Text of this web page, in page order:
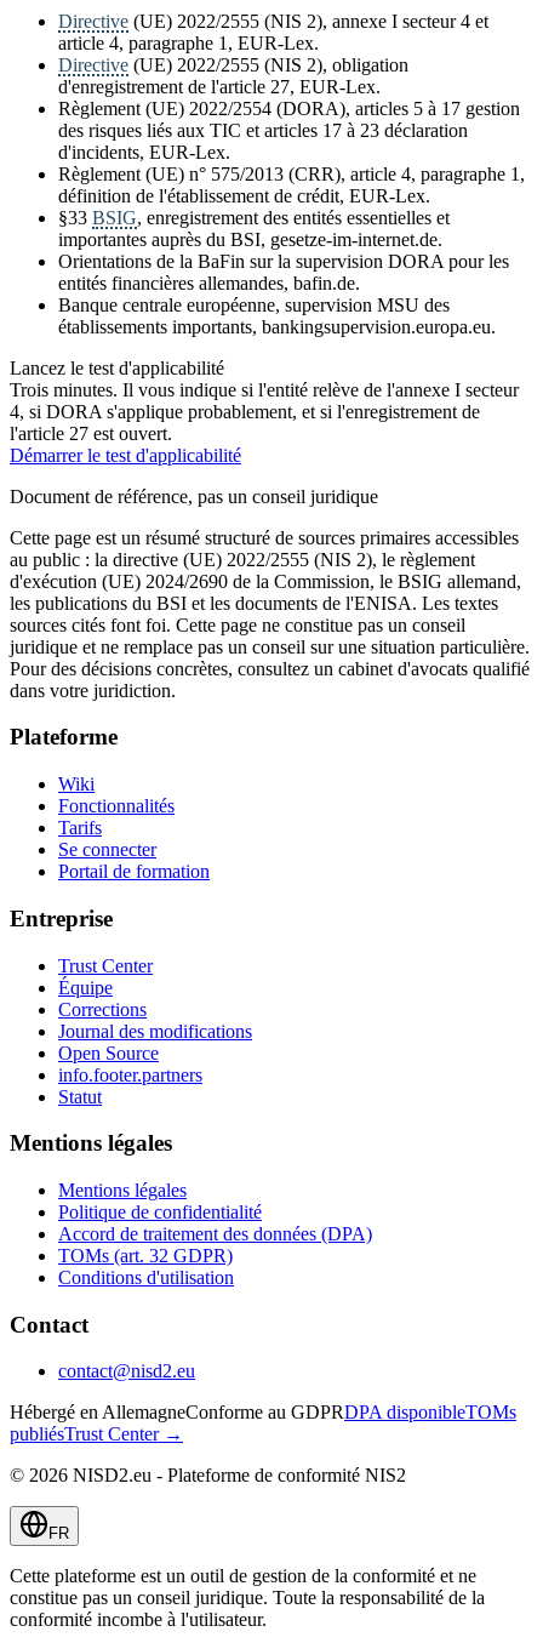
Directive (UE) 2022/2555 (NIS 2), annexe I secteur 4 et
article 4, paragraphe 1, EUR-Lex.
Directive (UE) 2022/2555 (NIS 2), obligation
d'enregistrement de l'article 27, EUR-Lex.
Règlement (UE) 2022/2554 (DORA), articles 5 à 17 gestion
des risques liés aux TIC et articles 17 à 23 déclaration
d'incidents, EUR-Lex.
Règlement (UE) n° 575/2013 (CRR), article 4, paragraphe 1,
définition de l'établissement de crédit, EUR-Lex.
§33 BSIG, enregistrement des entités essentielles et
importantes auprès du BSI, gesetze-im-internet.de.
Orientations de la BaFin sur la supervision DORA pour les
entités financières allemandes, bafin.de.
Banque centrale européenne, supervision MSU des
établissements importants, bankingsupervision.europa.eu.
Lancez le test d'applicabilité
Trois minutes. Il vous indique si l'entité relève de l'annexe I secteur
4, si DORA s'applique probablement, et si l'enregistrement de
l'article 27 est ouvert.
Démarrer le test d'applicabilité
Document de référence, pas un conseil juridique
Cette page est un résumé structuré de sources primaires accessibles
au public : la directive (UE) 2022/2555 (NIS 2), le règlement
d'exécution (UE) 2024/2690 de la Commission, le BSIG allemand,
les publications du BSI et les documents de l'ENISA. Les textes
sources cités font foi. Cette page ne constitue pas un conseil
juridique et ne remplace pas un conseil sur une situation particulière.
Pour des décisions concrètes, consultez un cabinet d'avocats qualifié
dans votre juridiction.
Plateforme
Wiki
Fonctionnalités
Tarifs
Se connecter
Portail de formation
Entreprise
Trust Center
Équipe
Corrections
Journal des modifications
Open Source
info.footer.partners
Statut
Mentions légales
Mentions légales
Politique de confidentialité
Accord de traitement des données (DPA)
TOMs (art. 32 GDPR)
Conditions d'utilisation
Contact
contact@nisd2.eu
Hébergé en AllemagneConforme au GDPRDPA disponibleTOMs
publiésTrust Center →
© 2026 NISD2.eu - Plateforme de conformité NIS2
FR
Cette plateforme est un outil de gestion de la conformité et ne
constitue pas un conseil juridique. Toute la responsabilité de la
conformité incombe à l'utilisateur.